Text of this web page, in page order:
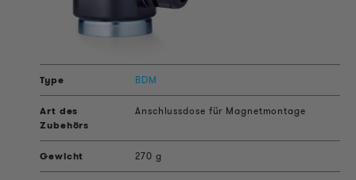
BDM
Anschlussdose für Magnetmontage
270 g